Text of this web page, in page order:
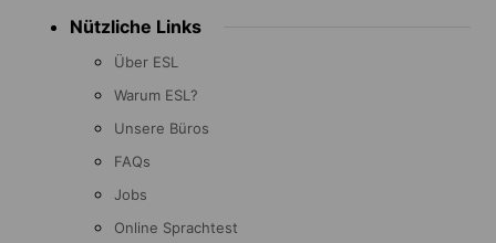
Nützliche Links
Über ESL
Warum ESL?
Unsere Büros
FAQs
Jobs
Online Sprachtest